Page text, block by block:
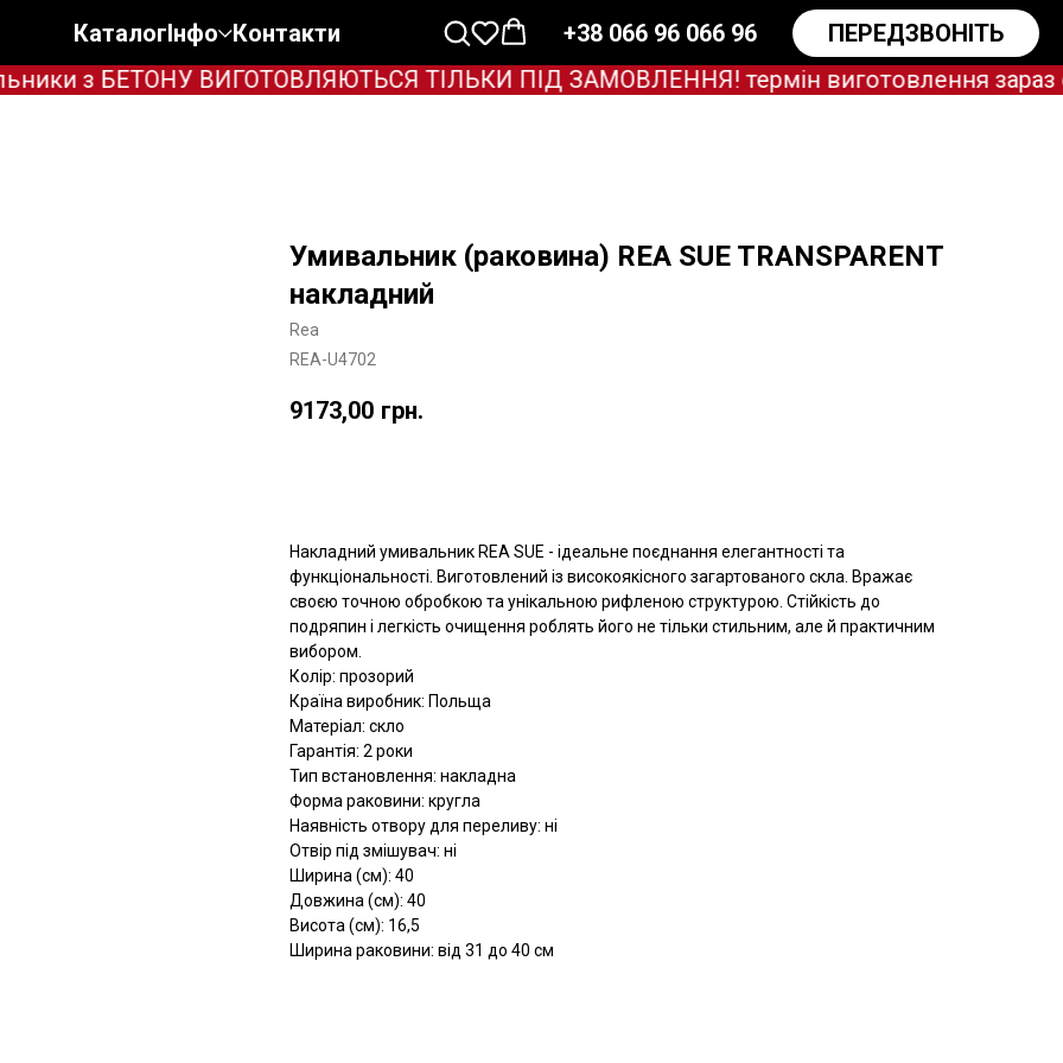
КаталогІнфо Контакти +38 066 96 066 96
ПЕРЕДЗВОНІТЬ
з БЕТОНУ ВИГОТОВЛЯЮТЬСЯ ТІЛЬКИ ПІД ЗАМОВЛЕННЯ! термін виготовлення зараз
Умивальник (раковина) REA SUE TRANSPARENT
накладний
Rea
REA-U4702
9173,00 грн.
Накладний умивальник REA SUE - ідеальне поєднання елегантності та
функціональності. Виготовлений із високоякісного загартованого скла. Вражає
своєю точною обробкою та унікальною рифленою структурою. Стійкість до
подряпин і легкість очищення роблять його не тільки стильним, але й практичним
вибором.
Колір: прозорий
Країна виробник: Польща
Матеріал: скло
Гарантія: 2 роки
Тип встановлення: накладна
Форма раковини: кругла
Наявність отвору для переливу: ні
Отвір під змішувач: ні
Ширина (см): 40
Довжина (см): 40
Висота (см): 16,5
Ширина раковини: від 31 до 40 см